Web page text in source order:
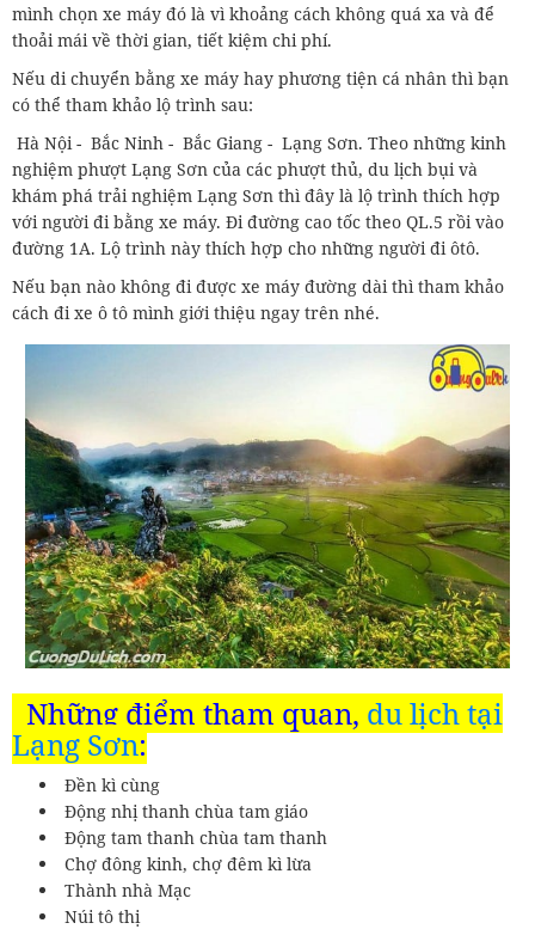
mình chọn xe máy đó là vì khoảng cách không quá xa và để
thoải mái về thời gian, tiết kiệm chi phí.
Nếu di chuyển bằng xe máy hay phương tiện cá nhân thì bạn
có thể tham khảo lộ trình sau:
Hà Nội - Bắc Ninh - Bắc Giang - Lạng Sơn. Theo những kinh
nghiệm phượt Lạng Sơn của các phượt thủ, du lịch bụi và
khám phá trải nghiệm Lạng Sơn thì đây là lộ trình thích hợp
với người đi bằng xe máy. Đi đường cao tốc theo QL.5 rồi vào
đường 1A. Lộ trình này thích hợp cho những người đi ôtô.
Nếu bạn nào không đi được xe máy đường dài thì tham khảo
cách đi xe ô tô mình giới thiệu ngay trên nhé.
Những điểm tham quan, du lịch tại
Lạng Sơn:
Đền kì cùng
Động nhị thanh chùa tam giáo
Động tam thanh chùa tam thanh
Chợ đông kinh, chợ đêm kì lừa
Thành nhà Mạc
Núi tô thị